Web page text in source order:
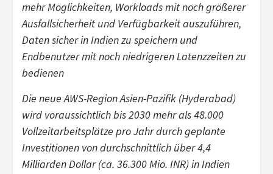
mehr Möglichkeiten, Workloads mit noch größerer
Ausfallsicherheit und Verfügbarkeit auszuführen,
Daten sicher in Indien zu speichern und
Endbenutzer mit noch niedrigeren Latenzzeiten zu
bedienen
Die neue AWS-Region Asien-Pazifik (Hyderabad)
wird voraussichtlich bis 2030 mehr als 48.000
Vollzeitarbeitsplätze pro Jahr durch geplante
Investitionen von durchschnittlich über 4,4
Milliarden Dollar (ca. 36.300 Mio. INR) in Indien